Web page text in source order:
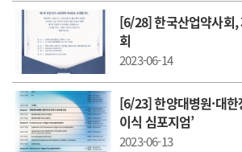
[6/28] 한국산업약사회,
회
2023-06-14
[6/23] 한양대병원·대한
이식 심포지엄’
2023-06-13